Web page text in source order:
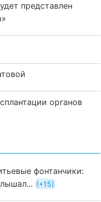
представлен
органов
фонтанчики:
+15